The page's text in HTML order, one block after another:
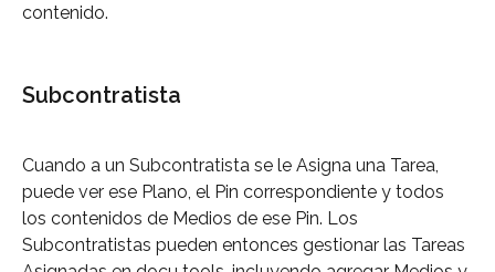
contenido.
Subcontratista
Cuando a un Subcontratista se le Asigna una Tarea,
puede ver ese Plano, el Pin correspondiente y todos
los contenidos de Medios de ese Pin. Los
Subcontratistas pueden entonces gestionar las Tareas